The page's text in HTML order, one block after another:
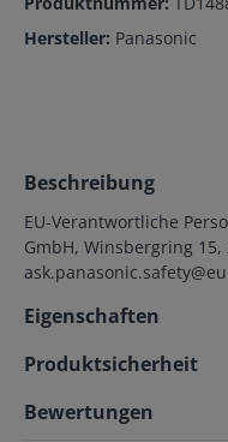
Hersteller: Panasonic
Beschreibung
EU-Verantwortliche
GmbH, Winsbergring
Eigenschaften
Produktsicherheit
Bewertungen